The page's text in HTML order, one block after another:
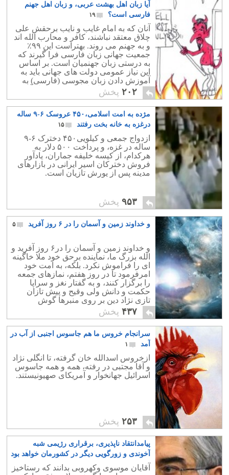
آیا زبان اهل بهشت عربی، و زبان اهل جهنم
فارسی است؟
۱۹
آنان که به امام غایب و نایب برحقش علی
چلاق معتقد نباشند، کافر و محارب الله اند
و به جهنم می روند. بهتراست این ۹۹٪
جمعیت جهانی زبان فارسی فرا گیرند که
به درستی زبان جهنمیان است. بر اساس
این نیاز عمومی دولت های جهانی باید به
آموزش دادن زبان مجوسی (فارسی) به
اتباع کشورخود اقدام فوری به عمل آورند.
۲۰۲ پخش
مژده به امت اسلامی،۴۵۰ عروسک ۶-۹ ساله
درغزه به خانه بخت رفتند
۱۵
ازدواج جمعی و کیلویی۴۵۰ دخترک ۶-۹
ساله در غزه، و پرداخت ۵۰۰ دلار به
هرکدام، از کیسه خلیفه جماران، یادآور
فروش دخترکان اسیر ایرانی در بازارهای
مدینه پس از یورش تازیان است.
۹۵۳ پخش
و خداوند زمین و آسمان را در ۶ روز آفرید ۵
و خداوند زمین و آسمان را در۶ روز آفرید و
الله بزرگ ما، نماینده برحق خود ملا خاگینه
ای را فراموش نکرد. بلکه، به امت خود
امرفرمود تا در روز هفتم، نمازهای جمعه
را برگزار کنند، و به گفتار نغز و سراپا
حکمت و دانش ولی وقیح و پیش تازان
تازی نژاد دین بر روی منبرها گوش
فرادهند.
۴۳۷ پخش
سرانجام خروس ما هم جاسوس اجنبی از آب در
آمد
۱
ازخروس اسدالله خان گرفته، تا انگلی نژاد
و آقا مجتبی در رفته، همه و همه جاسوس
اسرائیل جهانخوار و آمریکای صهیونیستند.
۲۵۳ پخش
پیامدانتقاد ناپذیری، برقراری رژیمی شبه
آخوندی و زورگویی دیگر در کشورمان خواهد بود
آقایان موسوی وکهروبی بدانند که رستاخیز